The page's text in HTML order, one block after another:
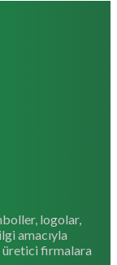
logolar,
amacıyla
üretici firmalara